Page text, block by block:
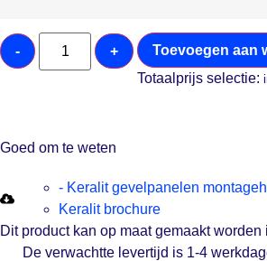
- +
Toevoegen aan
Totaalprijs selectie:
Goed om te weten
- Keralit gevelpanelen
Keralit brochure
Dit product kan op maat gemaakt
De verwachtte levertijd is 1-4